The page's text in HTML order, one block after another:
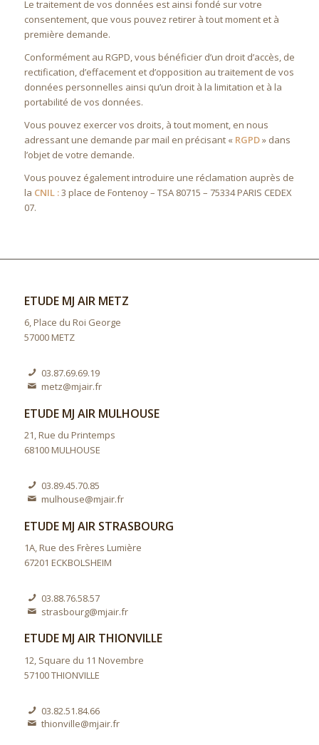
Le traitement de vos données est ainsi fondé sur votre
consentement, que vous pouvez retirer à tout moment et à
première demande.
Conformément au RGPD, vous bénéficier d’un droit d’accès, de
rectification, d’effacement et d’opposition au traitement de vos
données personnelles ainsi qu’un droit à la limitation et à la
portabilité de vos données.
Vous pouvez exercer vos droits, à tout moment, en nous
adressant une demande par mail en précisant « RGPD» dans
l’objet de votre demande.
Vous pouvez également introduire une réclamation auprès de
la CNIL :3 place de Fontenoy – TSA 80715 – 75334 PARIS CEDEX
07.
ETUDE MJ AIR METZ
6, Place du Roi George
57000 METZ
03.87.69.69.19
metz@mjair.fr
ETUDE MJ AIR MULHOUSE
21, Rue du Printemps
68100 MULHOUSE
03.89.45.70.85
mulhouse@mjair.fr
ETUDE MJ AIR STRASBOURG
1A, Rue des Frères Lumière
67201 ECKBOLSHEIM
03.88.76.58.57
strasbourg@mjair.fr
ETUDE MJ AIR THIONVILLE
12, Square du 11 Novembre
57100 THIONVILLE
03.82.51.84.66
thionville@mjair.fr